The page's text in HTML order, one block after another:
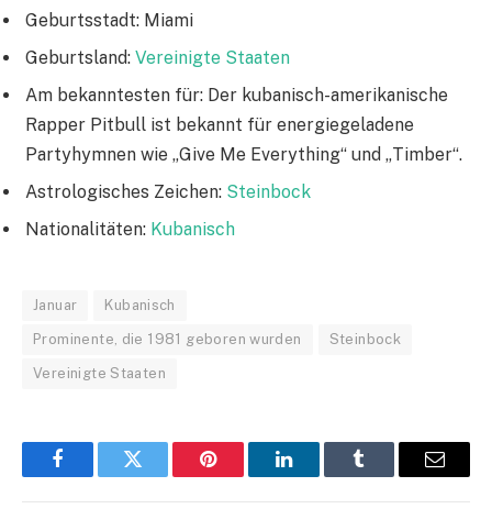
Geburtsstadt: Miami
Geburtsland: Vereinigte Staaten
Am bekanntesten für: Der kubanisch-amerikanische
Rapper Pitbull ist bekannt für energiegeladene
Partyhymnen wie „Give Me Everything“ und „Timber“.
Astrologisches Zeichen: Steinbock
Nationalitäten: Kubanisch
Januar Kubanisch
Prominente, die 1981 geboren wurden Steinbock
Vereinigte Staaten
FacebookTwitter Pinterest LinkedInTumblr Email